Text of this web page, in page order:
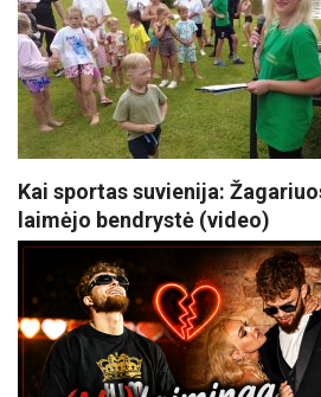
Kai sportas suvienija:
laimėjo bendrystė (video)